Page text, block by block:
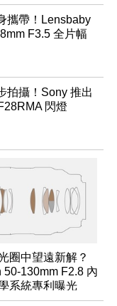
攜帶！Lensbaby
F3.5 全片幅
拍攝！Sony 推出
閃燈
圈中望遠新解？
50-130mm F2.8 內
系統專利曝光